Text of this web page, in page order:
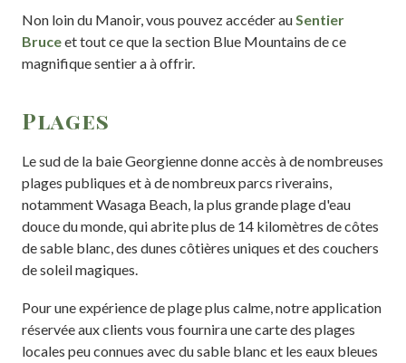
Non loin du Manoir, vous pouvez accéder auSentier
Bruceet tout ce que la section Blue Mountains de ce
magnifique sentier a à offrir.
Plages
Le sud de la baie Georgienne donne accès à de nombreuses
plages publiques et à de nombreux parcs riverains,
notamment Wasaga Beach, la plus grande plage d'eau
douce du monde, qui abrite plus de 14 kilomètres de côtes
de sable blanc, des dunes côtières uniques et des couchers
de soleil magiques.
Pour une expérience de plage plus calme, notre application
réservée aux clients vous fournira une carte des plages
locales peu connues avec du sable blanc et les eaux bleues